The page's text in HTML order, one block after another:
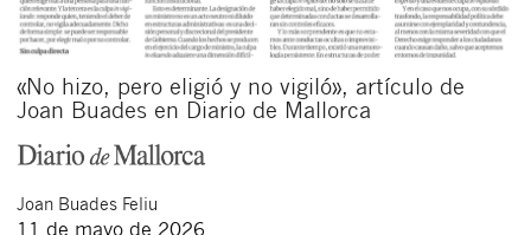
«No hizo, pero eligió y no vigiló», artículo de
Joan Buades en Diario de Mallorca
Joan Buades Feliu
11 de mayo de 2026